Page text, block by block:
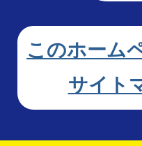
このホーム
サイト